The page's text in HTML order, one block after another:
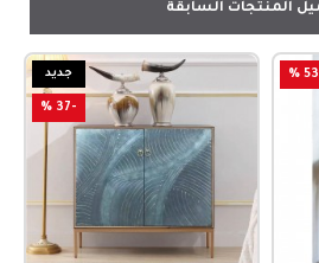
المنتجات السابقة
جديد
-37 %